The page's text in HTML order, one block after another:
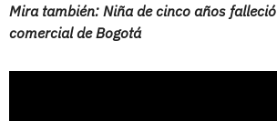
Mira también: Niña de cinco años
comercial de Bogotá